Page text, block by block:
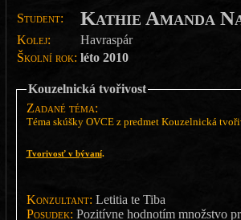
Student: Kathie Amanda
Kolej:
Havraspár
Školní rok: léto 2010
Kouzelnická tvořivost
Zadané téma:
Téma skúšky OVCE z predmet Kouzelnická
Tvorivosť v bývaní.
Konzultant: Letitia te Tiba
Posudek: Pozitívne hodnotím množstvo